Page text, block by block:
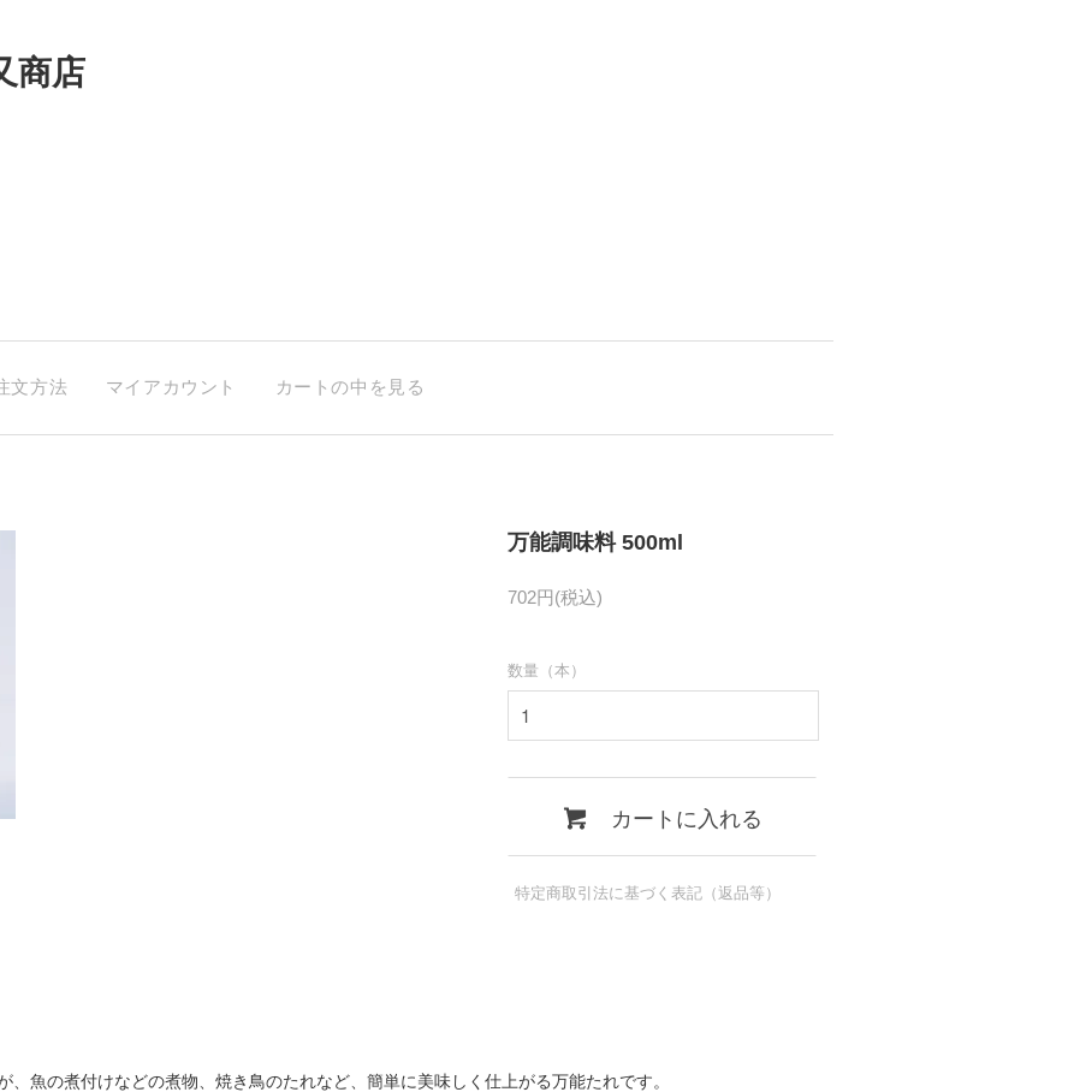
商店
文方法 マイアカウント カートの中を見る
万能調味料 500ml
702円(税込)
数量（本）
カートに入れる
特定商取引法に基づく表記（返品等）
、魚の煮付けなどの煮物、焼き鳥のたれなど、簡単に美味しく仕上がる万能たれです。